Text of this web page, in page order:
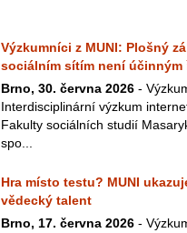
Výzkumníci z MUNI: Plošný
sociálním sítím není účinným
Brno, 30. června 2026 -
Interdisciplinární výzkum
Fakulty sociálních studií
spo...
Hra místo testu? MUNI
vědecký talent
Brno, 17. června 2026 -